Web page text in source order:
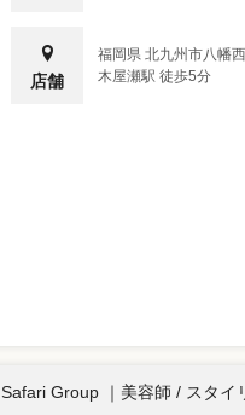
店舗
福岡県 北九州市八幡
木屋瀬駅 徒歩5分
Safari Group ｜ 美容師 / スタイ